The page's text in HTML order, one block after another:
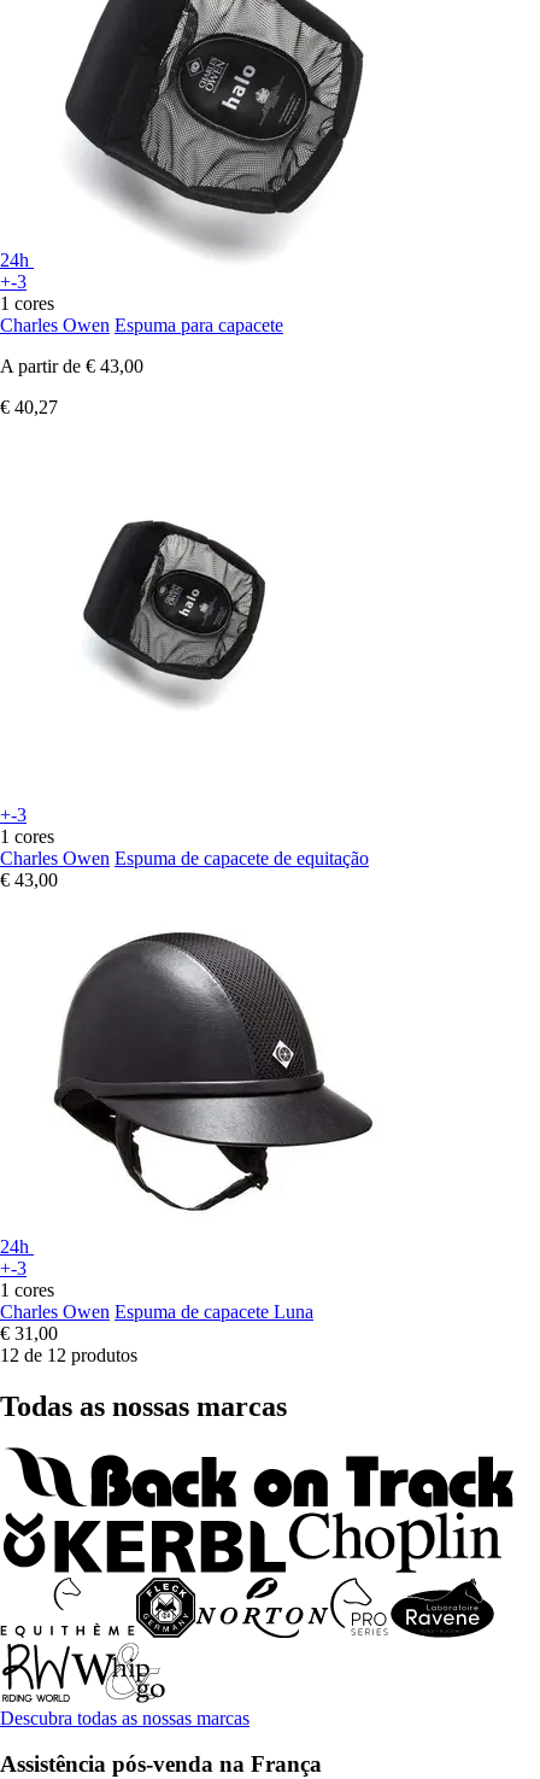
24h
+-3
1 cores
Charles Owen Espuma para capacete
A partir de € 43,00
€ 40,27
+-3
1 cores
Charles Owen Espuma de capacete de equitação
€ 43,00
24h
+-3
1 cores
Charles Owen Espuma de capacete Luna
€ 31,00
12 de 12 produtos
Todas as nossas marcas
Descubra todas as nossas marcas
Assistência pós-venda na França